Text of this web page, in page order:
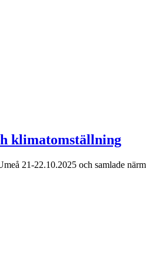
klimatomställning
21-22.10.2025 och samlade